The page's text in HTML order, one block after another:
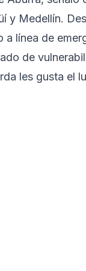
y Medellín.
a línea de
de
les gusta el